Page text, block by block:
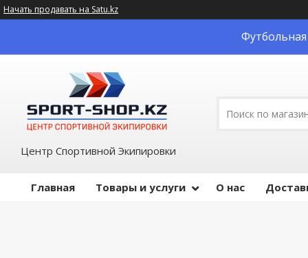
Начать продавать на Satu.kz
Футбольная
Центр Спортивной Экипировки
Главная Товары и услуги О нас